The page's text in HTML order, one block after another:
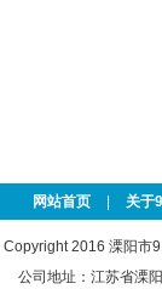
网站首页 关于
Copyright 2016 溧阳市
公司地址：江苏省溧阳